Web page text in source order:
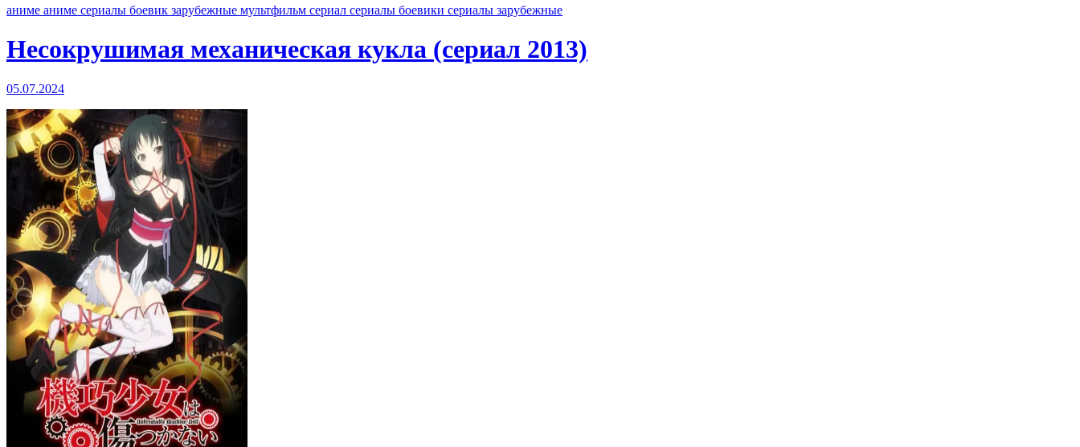
аниме аниме сериалы боевик зарубежные мультфильм сериал сериалы боевики сериалы зарубежные
Несокрушимая механическая кукла (сериал 2013)
05.07.2024